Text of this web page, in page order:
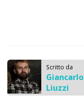
Scritto da
Giancarlo
Liuzzi